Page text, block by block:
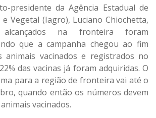
presidente da Agência Estadual de
e Vegetal (Iagro), Luciano Chiochetta,
na fronteira foram
que a campanha chegou ao fim
animais vacinados e registrados no
das vacinas já foram adquiridas. O
para a região de fronteira vai até o
quando então os números devem
vacinados.